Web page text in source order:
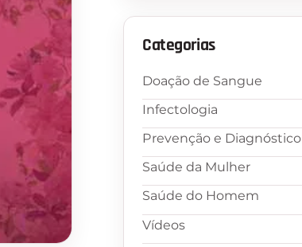
Categorias
Doação de Sangue
Infectologia
Prevenção e Diagnóstico
Saúde da Mulher
Saúde do Homem
Vídeos